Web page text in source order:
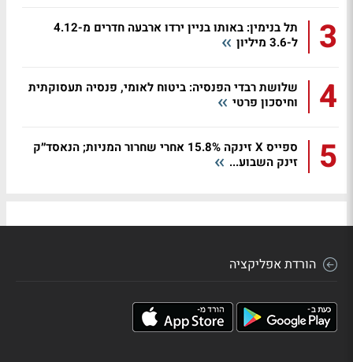
3
תל בנימין: באותו בניין ירדו ארבעה חדרים מ-4.12
ל-3.6 מיליון
4
שלושת רבדי הפנסיה: ביטוח לאומי, פנסיה תעסוקתית
וחיסכון פרטי
5
ספייס X זינקה 15.8% אחרי שחרור המניות; הנאסד״ק
זינק השבוע...
הורדת אפליקציה